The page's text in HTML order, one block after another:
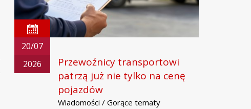
20/07
2026
Przewoźnicy transportowi
patrzą już nie tylko na cenę
pojazdów
Wiadomości / Gorące tematy